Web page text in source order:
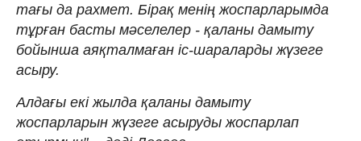
тағы да рахмет. Бірақ менің жоспарларымда
тұрған басты мәселелер - қаланы дамыту
бойынша аяқталмаған іс-шараларды жүзеге
асыру.
Алдағы екі жылда қаланы дамыту
жоспарларын жүзеге асыруды жоспарлап